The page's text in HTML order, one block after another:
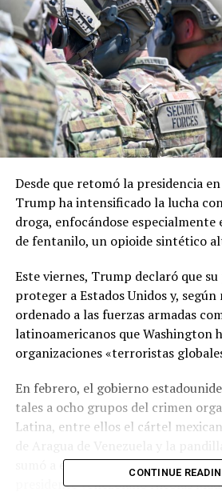
Desde que retomó la presidencia
Trump ha intensificado la lucha
droga, enfocándose
de fentanilo, un opioide sintético
Este viernes, Trump declaró que
proteger a Estados Unidos y, según
ordenado a las fuerzas armadas
latinoamericanos que Washington
organizaciones «terroristas
En febrero, el gobierno
tales a ocho grupos del crimen
Latina, entre ellos el cártel
sumó a esta lista el Cártel de los
presidente venezolano Nicolás
CONTINUE